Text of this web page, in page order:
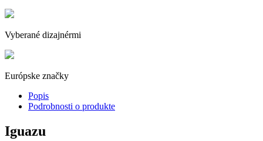
Vyberané dizajnérmi
Európske značky
Popis
Podrobnosti o produkte
Iguazu